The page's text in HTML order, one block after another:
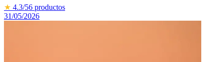
★ 4.3/56 productos
31/05/2026